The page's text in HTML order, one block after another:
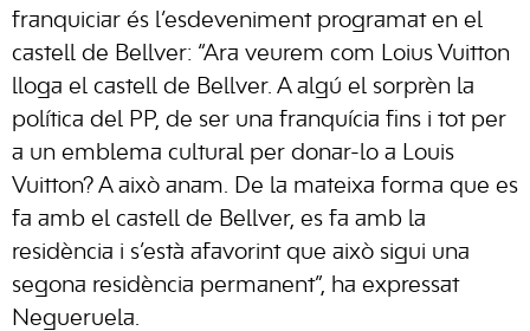
franquiciar és l’esdeveniment programat en el
castell de Bellver: “Ara veurem com Loius Vuitton
lloga el castell de Bellver. A algú el sorprèn la
política del PP, de ser una franquícia fins i tot per
a un emblema cultural per donar-lo a Louis
Vuitton? A això anam. De la mateixa forma que es
fa amb el castell de Bellver, es fa amb la
residència i s’està afavorint que això sigui una
segona residència permanent”, ha expressat
Negueruela.